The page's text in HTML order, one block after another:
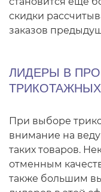
скидки
заказов
ЛИДЕРЫ В
При выборе
внимание на
таких товаров.
отменным
также большим